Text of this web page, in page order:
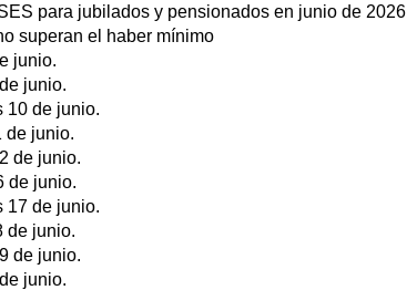
para jubilados y pensionados en junio de 2026
superan el haber mínimo
junio.
junio.
10 de junio.
de junio.
de junio.
de junio.
17 de junio.
de junio.
de junio.
junio.